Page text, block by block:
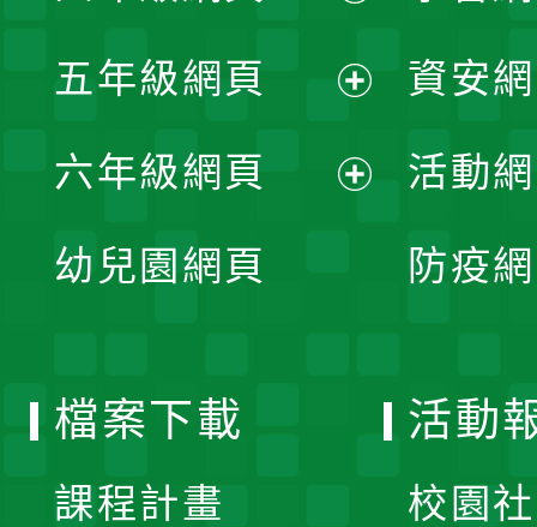
單
開
選
單
開
選
五年級網頁
開
六年級網頁
幼兒園網頁
資安
活動
防疫
檔案下載
課程計畫
活動
校園